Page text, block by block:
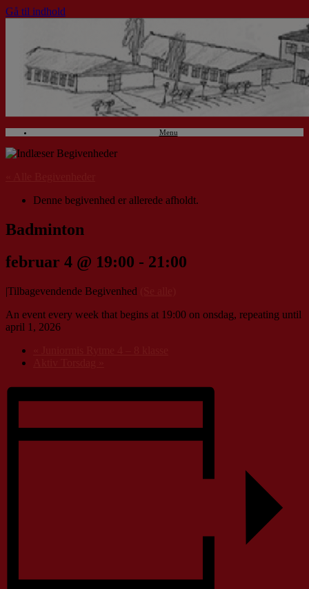
Gå til indhold
Menu
Denne begivenhed er allerede afholdt.
Badminton
februar 4 @ 19:00 - 21:00
|Tilbagevendende Begivenhed
An event every week that begins at 19:00 on onsdag, repeating until
april 1, 2026